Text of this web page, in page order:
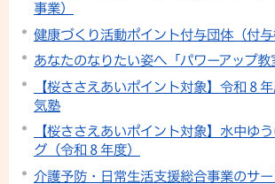
事業）
健康づくり活動ポイント付与団体（付
あなたのなりたい姿へ「パワーアップ教
【桜ささえあいポイント対象】令和８
気塾
【桜ささえあいポイント対象】水中ゆ
グ（令和８年度）
介護予防・日常生活支援総合事業のサ